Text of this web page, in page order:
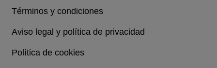
Términos y condiciones
Aviso legal y política de privacidad
Política de cookies